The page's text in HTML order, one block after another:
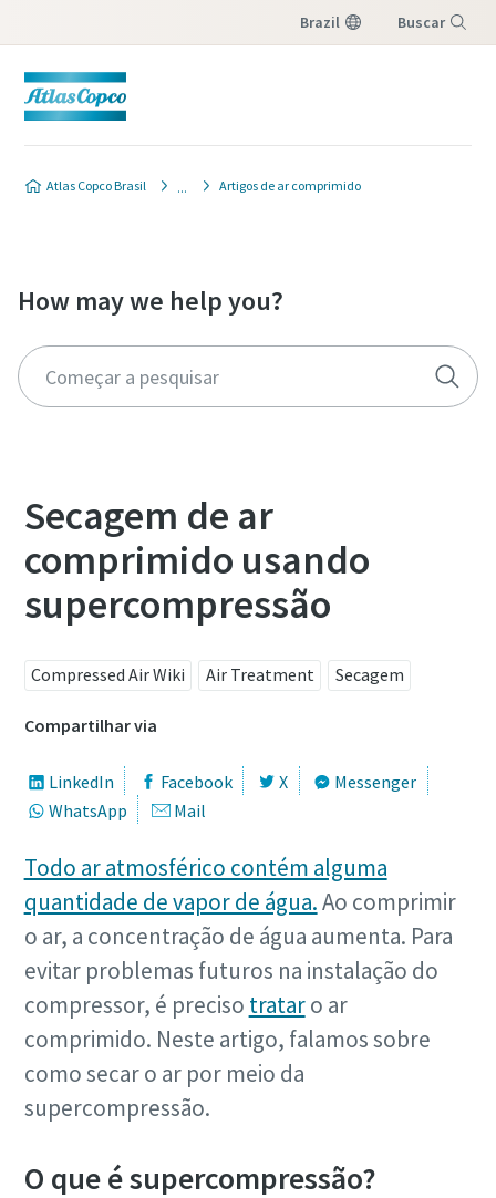
Brazil Buscar
Atlas Copco Brasil Artigos de ar comprimido
How may we help you?
Secagem de ar
comprimido usando
supercompressão
Compressed Air Wiki Air Treatment Secagem
Compartilhar via
LinkedIn Facebook X
Messenger
WhatsApp
Mail
Todo ar atmosférico contém alguma
quantidade de vapor de água.Ao comprimir
o ar, a concentração de água aumenta. Para
evitar problemas futuros na instalação do
compressor, é preciso trataro ar
comprimido. Neste artigo, falamos sobre
como secar o ar por meio da
supercompressão.
O que é supercompressão?